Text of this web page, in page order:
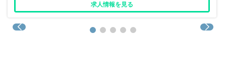
求人情報を見る